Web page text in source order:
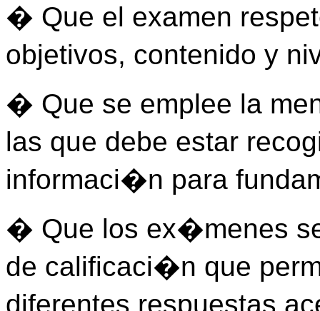
� Que el examen
objetivos, contenido y
� Que se emplee la
las que debe estar
informaci�n para
� Que los ex�menes
de calificaci�n que
diferentes respuestas